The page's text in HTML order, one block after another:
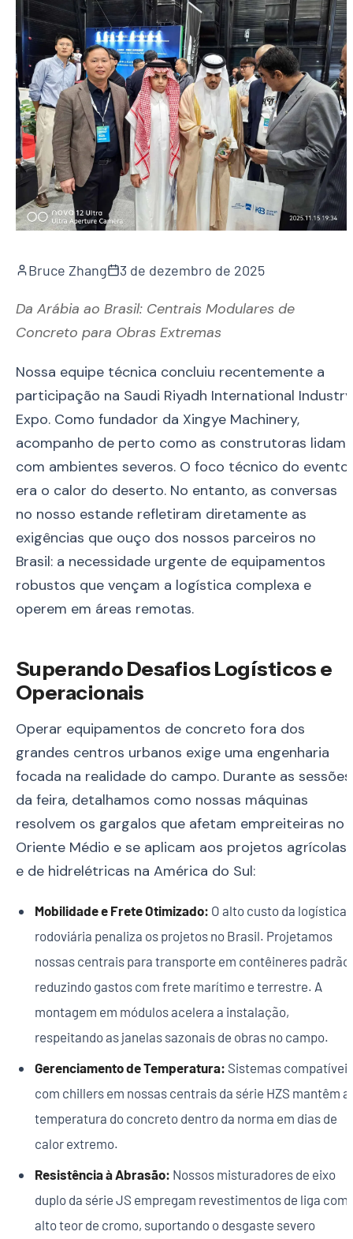
Bruce Zhang 3 de dezembro de 2025
Da Arábia ao Brasil: Centrais Modulares de
Concreto para Obras Extremas
Nossa equipe técnica concluiu recentemente a
participação na Saudi Riyadh International Industry
Expo. Como fundador da Xingye Machinery,
acompanho de perto como as construtoras lidam
com ambientes severos. O foco técnico do evento
era o calor do deserto. No entanto, as conversas
no nosso estande refletiram diretamente as
exigências que ouço dos nossos parceiros no
Brasil: a necessidade urgente de equipamentos
robustos que vençam a logística complexa e
operem em áreas remotas.
Superando Desafios Logísticos e
Operacionais
Operar equipamentos de concreto fora dos
grandes centros urbanos exige uma engenharia
focada na realidade do campo. Durante as sessões
da feira, detalhamos como nossas máquinas
resolvem os gargalos que afetam empreiteiras no
Oriente Médio e se aplicam aos projetos agrícolas
e de hidrelétricas na América do Sul:
Mobilidade e Frete Otimizado: O alto custo da logística
rodoviária penaliza os projetos no Brasil. Projetamos
nossas centrais para transporte em contêineres padrão,
reduzindo gastos com frete marítimo e terrestre. A
montagem em módulos acelera a instalação,
respeitando as janelas sazonais de obras no campo.
Gerenciamento de Temperatura: Sistemas compatíveis
com chillers em nossas centrais da série HZS mantêm a
temperatura do concreto dentro da norma em dias de
calor extremo.
Resistência à Abrasão: Nossos misturadores de eixo
duplo da série JS empregam revestimentos de liga com
alto teor de cromo, suportando o desgaste severo